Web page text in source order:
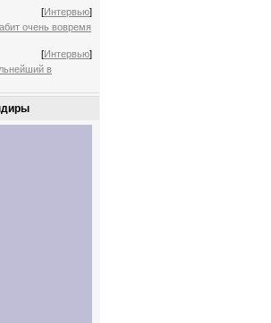
[Интервью]
очень вовремя
[Интервью]
в